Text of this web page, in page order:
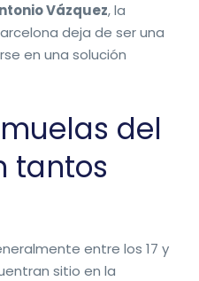
Vázquez, la
deja de ser una
en una solución
del
tantos
entre los 17 y
sitio en la